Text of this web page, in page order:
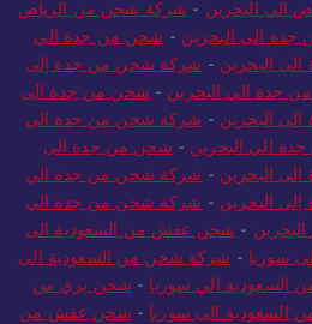
الي البحرين - شركة شحن من الرياض
الى البحرين - شحن من جدة الي
البحرين - شركة شحن من جدة إلى
جدة الي البحرين - شحن من جدة الى
البحرين - شركة شحن من جدة الي
الي البحرين - شحن من جدة الى
البحرين - شركة شحن من جدة الي
البحرين - شركة شحن من جدة الي
- شحن عفش من السعودية الى
سوريا - شركة شحن من السعودية الى
الي سوريا - شحن بري من
السعودية الى سوريا - شحن عفش من